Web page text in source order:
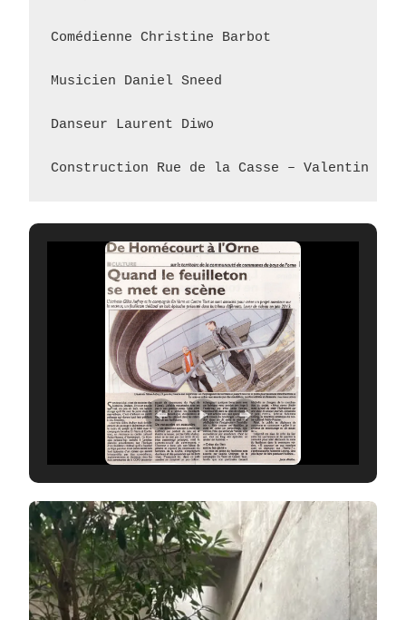
Comédienne Christine Barbot
Musicien Daniel Sneed
Danseur Laurent Diwo
Construction Rue de la Casse – Valentin